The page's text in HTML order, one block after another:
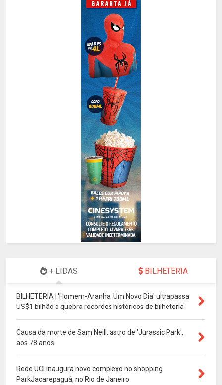
+ LIDAS BILHETERIA
BILHETERIA | 'Homem-Aranha: Um Novo Dia' ultrapassa
US$1 bilhão e quebra recordes históricos de bilheteria
Causa da morte de Sam Neill, astro de 'Jurassic Park',
aos 78 anos
Rede UCI inaugura novo complexo no shopping
ParkJacarepaguá, no Rio de Janeiro